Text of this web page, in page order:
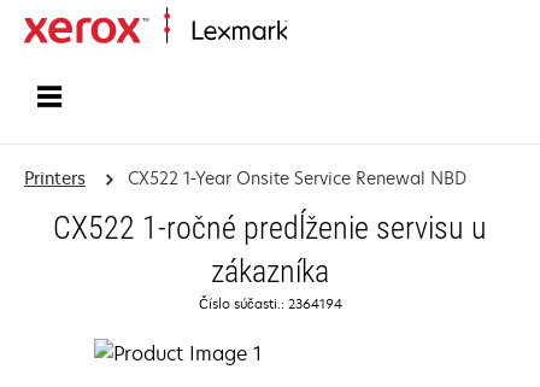
Printers CX522 1-Year Onsite Service Renewal NBD
CX522 1-ročné predĺženie servisu u
zákazníka
Číslo súčasti.: 2364194